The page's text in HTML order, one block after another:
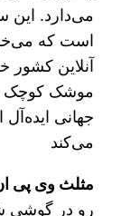
می‌دارد.
است که
موشک کوچک
جهانی
می‌کند
مثلث وی پی
رو در گوشی